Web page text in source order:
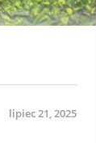
lipiec 21, 2025